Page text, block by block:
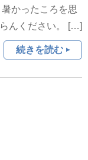
かったころを思
んください。 […]
続きを読む